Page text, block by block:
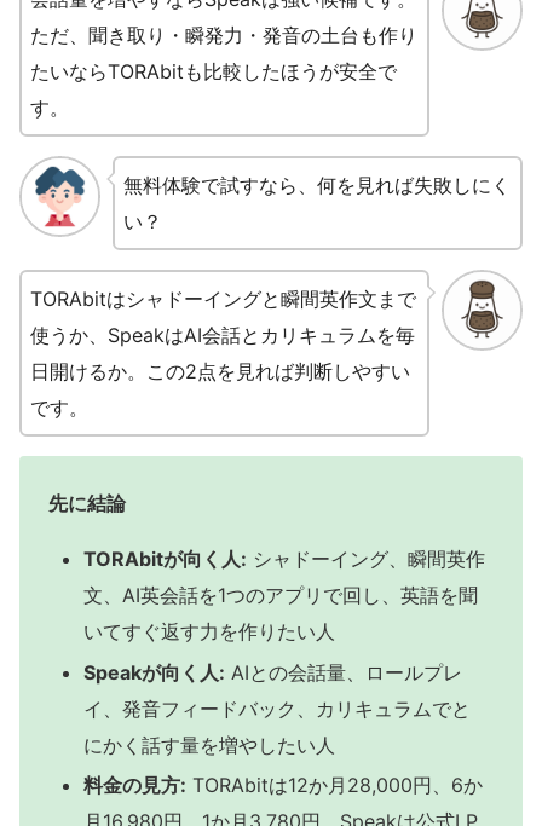
ただ、聞き取り・瞬発力・発音の土台も作り
たいならTORAbitも比較したほうが安全で
す。
無料体験で試すなら、何を見れば失敗しにく
い？
TORAbitはシャドーイングと瞬間英作文まで
使うか、SpeakはAI会話とカリキュラムを毎
日開けるか。この2点を見れば判断しやすい
です。
先に結論
TORAbitが向く人: シャドーイング、瞬間英作
文、AI英会話を1つのアプリで回し、英語を聞
いてすぐ返す力を作りたい人
Speakが向く人: AIとの会話量、ロールプレ
イ、発音フィードバック、カリキュラムでと
にかく話す量を増やしたい人
料金の見方: TORAbitは12か月28,000円、6か
月16,980円、1か月3,780円。Speakは公式LP